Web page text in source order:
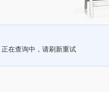
正在查询中，请刷新重试